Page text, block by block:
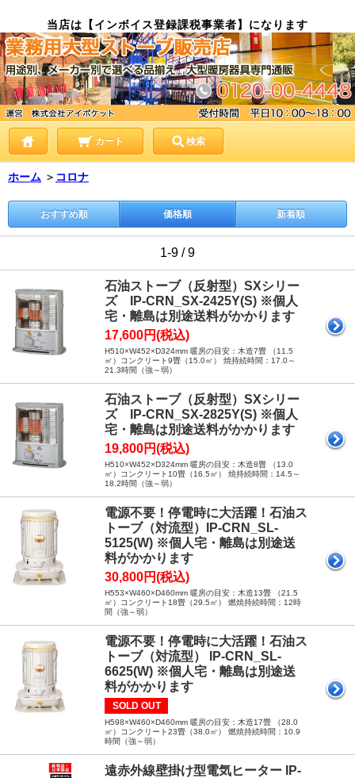
当店は【インボイス登録課税事業者】になります
カート 検索
ホーム ＞ コロナ
おすすめ順 価格順 新着順
1-9 / 9
石油ストーブ（反射型）SXシリー
ズ IP-CRN_SX-2425Y(S) ※個人
宅・離島は別途送料がかかります
17,600円(税込)
H510×W452×D324mm 暖房の目安：木造7畳 （11.5
㎡）コンクリート9畳（15.0㎡） 焼持続時間：17.0～
21.3時間（強～弱）
石油ストーブ（反射型）SXシリー
ズ IP-CRN_SX-2825Y(S) ※個人
宅・離島は別途送料がかかります
19,800円(税込)
H510×W452×D324mm 暖房の目安：木造8畳 （13.0
㎡）コンクリート10畳（16.5㎡） 焼持続時間：14.5～
18.2時間（強～弱）
電源不要！停電時に大活躍！石油ス
トーブ（対流型）IP-CRN_SL-
5125(W) ※個人宅・離島は別途送
料がかかります
30,800円(税込)
H553×W460×D460mm 暖房の目安：木造13畳 （21.5
㎡）コンクリート18畳（29.5㎡） 燃焼持続時間：12時
間（強～弱）
電源不要！停電時に大活躍！石油ス
トーブ（対流型） IP-CRN_SL-
6625(W) ※個人宅・離島は別途送
料がかかります
SOLD OUT
H598×W460×D460mm 暖房の目安：木造17畳 （28.0
㎡）コンクリート23畳（38.0㎡） 燃焼持続時間：10.9
時間（強～弱）
遠赤外線壁掛け型電気ヒーター IP-